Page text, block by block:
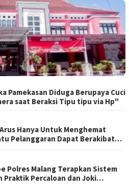
Pamekasan Diduga Berupaya Cuci
saat Beraksi Tipu tipu via Hp"
Hanya Untuk Menghemat
Pelanggaran Dapat Berakibat
Polres Malang Terapkan Sistem
Praktik Percaloan dan Joki